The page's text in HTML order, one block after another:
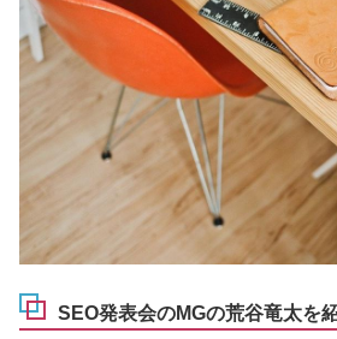
SEO発表会のMGの荒谷竜太を